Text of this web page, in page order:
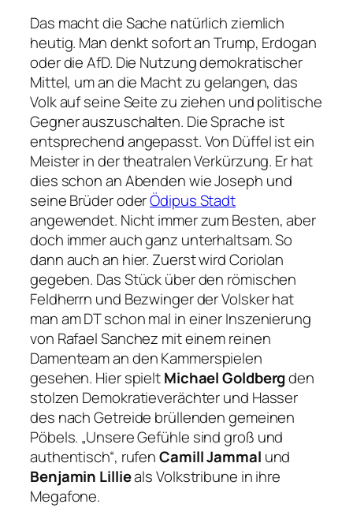
Das macht die Sache natürlich ziemlich
heutig. Man denkt sofort an Trump, Erdogan
oder die AfD. Die Nutzung demokratischer
Mittel, um an die Macht zu gelangen, das
Volk auf seine Seite zu ziehen und politische
Gegner auszuschalten. Die Sprache ist
entsprechend angepasst. Von Düffel ist ein
Meister in der theatralen Verkürzung. Er hat
dies schon an Abenden wieJoseph und
seine BrüderoderÖdipus Stadt
angewendet. Nicht immer zum Besten, aber
doch immer auch ganz unterhaltsam. So
dann auch an hier. Zuerst wirdCoriolan
gegeben. Das Stück über den römischen
Feldherrn und Bezwinger der Volsker hat
man am DT schon mal in einer Inszenierung
von Rafael Sanchez mit einem reinen
Damenteam an den Kammerspielen
gesehen. Hier spieltMichael Goldbergden
stolzen Demokratieverächter und Hasser
des nach Getreide brüllenden gemeinen
Pöbels. „Unsere Gefühle sind groß und
authentisch“, rufenCamill Jammal und
Benjamin Lillieals Volkstribune in ihre
Megafone.